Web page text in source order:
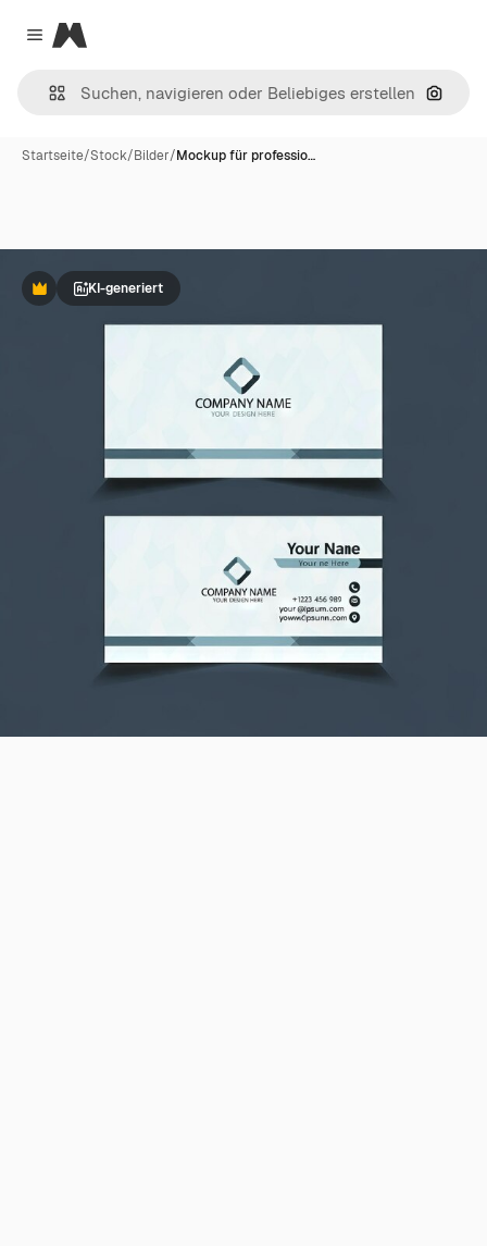
Close menu
Magnific
Nach
Startseite/Stock/Bilder/Mockup für professio…
PremiumKI-generiert